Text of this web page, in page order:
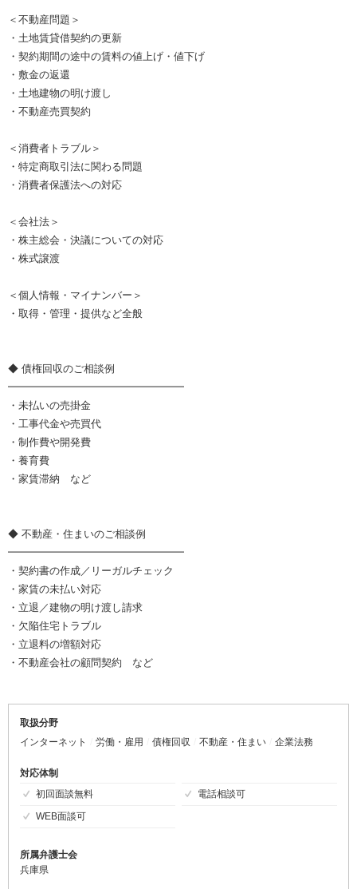
＜不動産問題＞
・土地賃貸借契約の更新
・契約期間の途中の賃料の値上げ・値下げ
・敷金の返還
・土地建物の明け渡し
・不動産売買契約
＜消費者トラブル＞
・特定商取引法に関わる問題
・消費者保護法への対応
＜会社法＞
・株主総会・決議についての対応
・株式譲渡
＜個人情報・マイナンバー＞
・取得・管理・提供など全般
◆ 債権回収のご相談例
━━━━━━━━━━━━━━━━━
・未払いの売掛金
・工事代金や売買代
・制作費や開発費
・養育費
・家賃滞納 など
◆ 不動産・住まいのご相談例
━━━━━━━━━━━━━━━━━
・契約書の作成／リーガルチェック
・家賃の未払い対応
・立退／建物の明け渡し請求
・欠陥住宅トラブル
・立退料の増額対応
・不動産会社の顧問契約 など
取扱分野
インターネット
労働・雇用 債権回収 不動産・住まい 企業法務
対応体制
初回面談無料
電話相談可
WEB面談可
所属弁護士会
兵庫県